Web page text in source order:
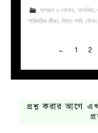
অপরাধ ও গোনাহ, আসক্তি,
পারিবারিক জীবন,বিবাহ-শাদি,যৌবন
← 1 2
প্রশ্ন করার আগে